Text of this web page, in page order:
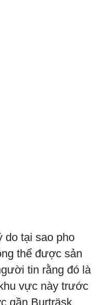
do tại sao pho
thể được sản
tin rằng đó là
vực này trước
gần Burträsk